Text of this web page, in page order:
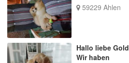
59229 Ahlen
Hallo liebe
Wir haben